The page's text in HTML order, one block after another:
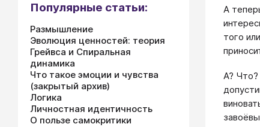
А
того
А?
Популярные статьи:
Размышление
Эволюция ценностей: теория
Грейвса и Спиральная
динамика
Что такое эмоции и чувства
(закрытый архив)
Логика
Личностная идентичность
О пользе самокритики